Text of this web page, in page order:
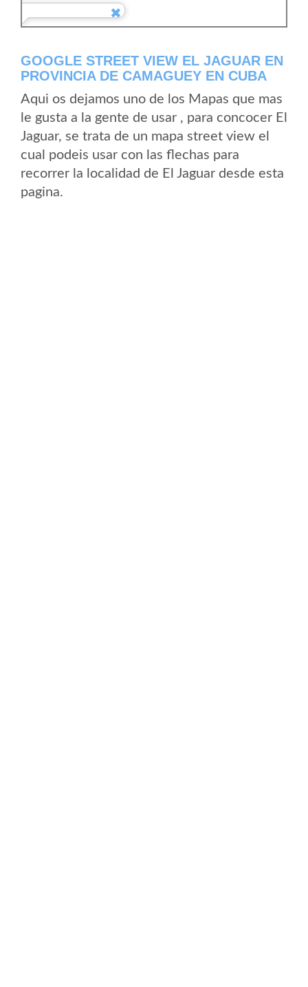
GOOGLE STREET VIEW EL JAGUAR EN
PROVINCIA DE CAMAGUEY EN CUBA
Aqui os dejamos uno de los Mapas que mas
le gusta a la gente de usar , para concocer El
Jaguar, se trata de un mapa street view el
cual podeis usar con las flechas para
recorrer la localidad de El Jaguar desde esta
pagina.